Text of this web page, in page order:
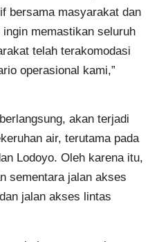
bersama masyarakat dan
memastikan seluruh
telah terakomodasi
operasional kami,”
akan terjadi
air, terutama pada
Lodoyo. Oleh karena itu,
sementara jalan akses
jalan akses lintas